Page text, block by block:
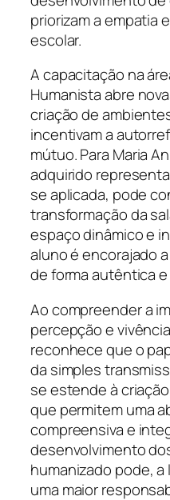
priorizam a empatia
escolar.
A capacitação na
Humanista abre
criação de
incentivam a
mútuo. Para Maria
adquirido
se aplicada, pode
transformação da
espaço dinâmico e
aluno é encorajado
de forma autêntica
Ao compreender a
percepção e
reconhece que o
da simples
se estende à
que permitem uma
compreensiva e
desenvolvimento
humanizado pode,
uma maior